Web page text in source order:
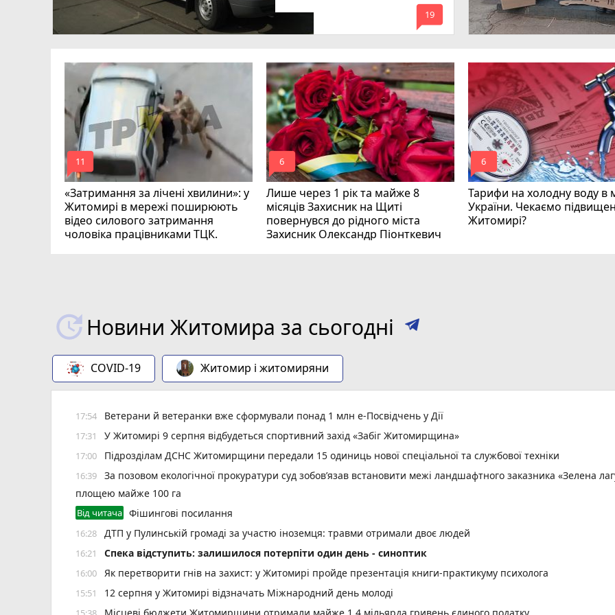
винних
mode_comment
19
«Затримання за лічені хвилини»: у
Житомирі в мережі поширюють
відео силового затримання
чоловіка працівниками ТЦК.
mode_comment
11
Лише через 1 рік та майже 8
місяців Захисник на Щиті
повернувся до рідного міста
Захисник Олександр Піонткевич
mode_comment
6
Тарифи на холодну воду в
України. Чекаємо
Житомирі?
mode_comment
6
Новини Житомира за сьогодні
COVID-19 Житомир і житомиряни
17:54 Ветерани й ветеранки вже сформували понад 1 млн е-Посвідчень у Дії
17:31 У Житомирі 9 серпня відбудеться спортивний захід «Забіг Житомирщина»
17:00 Підрозділам ДСНС Житомирщини передали 15 одиниць нової спеціальної та службової техніки
16:39
За позовом екологічної прокуратури суд зобов’язав встановити межі ландшафтного заказника «Зелена
площею майже 100 га
Від читача Фішингові посилання
16:28 ДТП у Пулинській громаді за участю іноземця: травми отримали двоє людей
16:21 Спека відступить: залишилося потерпіти один день - синоптик
16:00 Як перетворити гнів на захист: у Житомирі пройде презентація книги-практикуму психолога
15:51 12 серпня у Житомирі відзначать Міжнародний день молоді